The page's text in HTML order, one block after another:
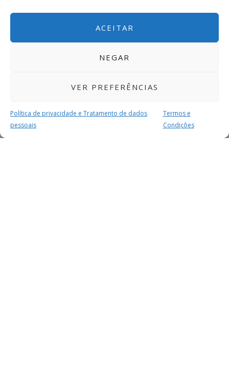
ACEITAR
NEGAR
VER PREFERÊNCIAS
Política de privacidade e Tratamento de dados
pessoais
Termos e
Condições